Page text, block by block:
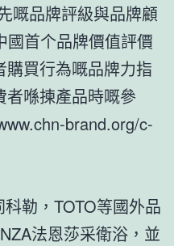
嘅品牌評級與品牌顧
國首个品牌價值評價
買行為嘅品牌力指
者喺揀產品時嘅參
brand.org/c-
勒，TOTO等國外品
法恩莎采衛浴，並